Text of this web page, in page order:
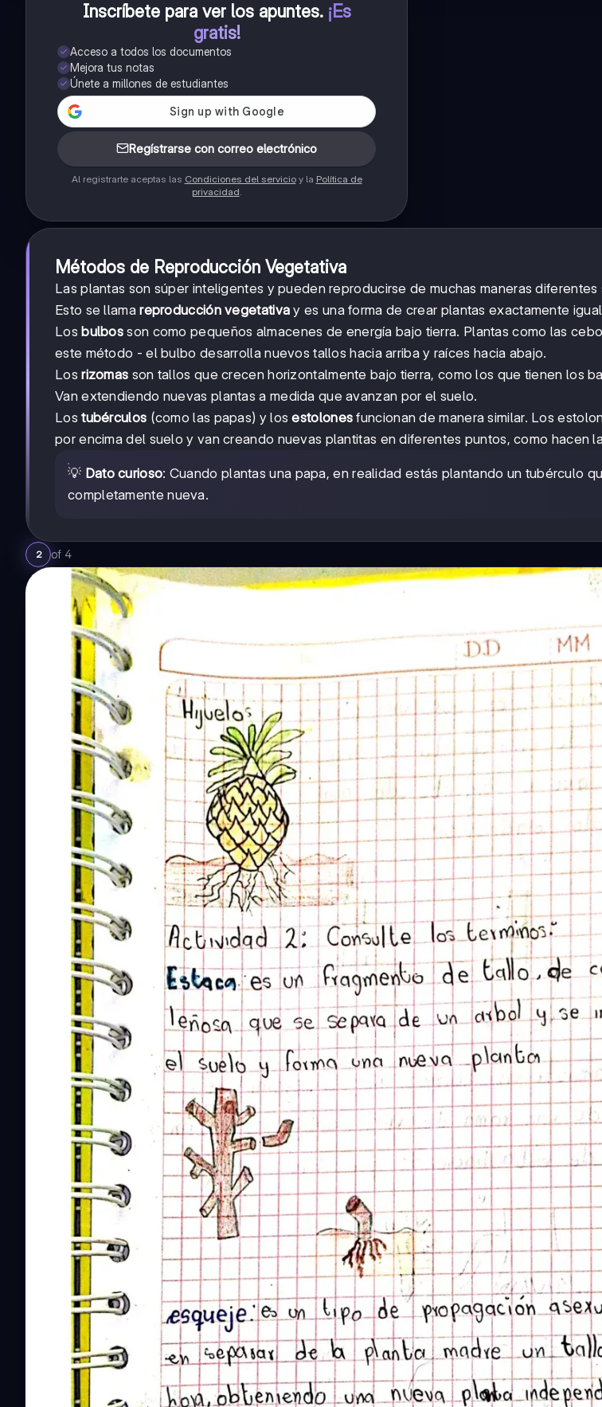
Inscríbete para ver los apuntes. ¡Es
gratis!
Acceso a todos los documentos
Mejora tus notas
Únete a millones de estudiantes
Regístrarse con correo electrónico
Al registrarte aceptas las Condiciones del servicioy la Política de
privacidad.
Métodos de Reproducción Vegetativa
Las plantas son súper inteligentes y pueden reproducirse de muchas maneras
Esto se llamareproducción vegetativa y es una forma de crear plantas exactamente
Los bulbos son como pequeños almacenes de energía bajo tierra. Plantas como las
este método - el bulbo desarrolla nuevos tallos hacia arriba y raíces hacia abajo.
Losrizomas son tallos que crecen horizontalmente bajo tierra, como los que tienen los
Van extendiendo nuevas plantas a medida que avanzan por el suelo.
Lostubérculos (como las papas) y losestolones funcionan de manera similar. Los
por encima del suelo y van creando nuevas plantitas en diferentes puntos, como hacen
💡 Dato curioso: Cuando plantas una papa, en realidad estás plantando un tubérculo
completamente nueva.
2 of 4